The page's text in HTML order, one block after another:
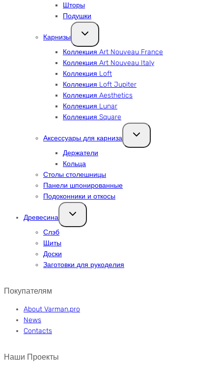
Шторы
Подушки
Карнизы
Переключить
дочернее
Коллекция Art Nouveau France
Коллекция Art Nouveau Italy
Коллекция Loft
Коллекция Loft Jupiter
Коллекция Aesthetics
Коллекция Lunar
Коллекция Square
Аксессуары для карниза
Переключить
дочернее
Держатели
Кольца
Столы столешницы
Панели шпонированные
Подоконники и откосы
Древесина
Переключить
дочернее
Слэб
Щиты
Доски
Заготовки для рукоделия
Покупателям
About Varman.pro
News
Contacts
Наши Проекты